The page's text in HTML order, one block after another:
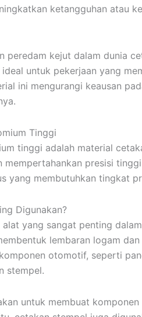
ketangguhan atau
peredam kejut dalam dunia
untuk pekerjaan yang
ini mengurangi keausan
Tinggi
tinggi adalah material
mempertahankan presisi
yang membutuhkan tingkat
Digunakan?
yang sangat penting
lembaran logam
otomotif, seperti
stempel.
untuk membuat